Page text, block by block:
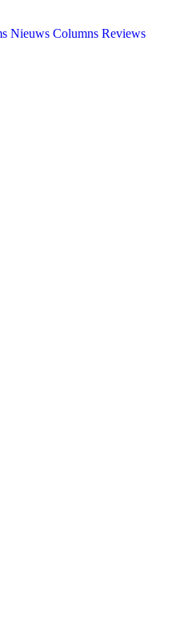
Nieuws Columns Reviews